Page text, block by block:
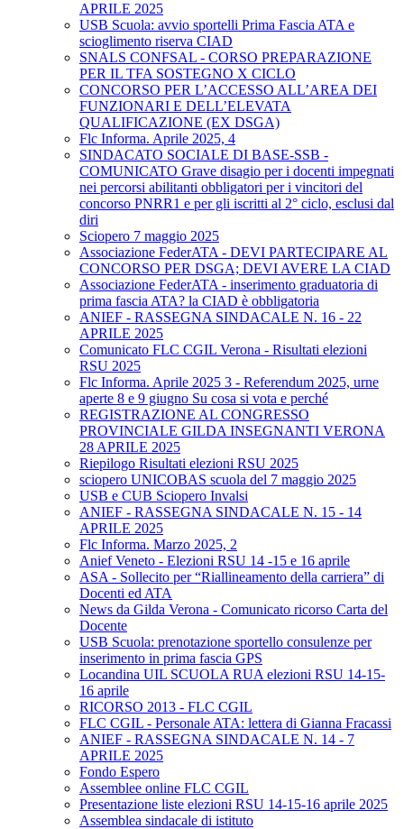
APRILE 2025
USB Scuola: avvio sportelli Prima Fascia ATA e
scioglimento riserva CIAD
SNALS CONFSAL - CORSO PREPARAZIONE
PER IL TFA SOSTEGNO X CICLO
CONCORSO PER L’ACCESSO ALL’AREA DEI
FUNZIONARI E DELL’ELEVATA
QUALIFICAZIONE (EX DSGA)
Flc Informa. Aprile 2025, 4
SINDACATO SOCIALE DI BASE-SSB -
COMUNICATO Grave disagio per i docenti impegnati
nei percorsi abilitanti obbligatori per i vincitori del
concorso PNRR1 e per gli iscritti al 2° ciclo, esclusi dal
diri
Sciopero 7 maggio 2025
Associazione FederATA - DEVI PARTECIPARE AL
CONCORSO PER DSGA; DEVI AVERE LA CIAD
Associazione FederATA - inserimento graduatoria di
prima fascia ATA? la CIAD è obbligatoria
ANIEF - RASSEGNA SINDACALE N. 16 - 22
APRILE 2025
Comunicato FLC CGIL Verona - Risultati elezioni
RSU 2025
Flc Informa. Aprile 2025 3 - Referendum 2025, urne
aperte 8 e 9 giugno Su cosa si vota e perché
REGISTRAZIONE AL CONGRESSO
PROVINCIALE GILDA INSEGNANTI VERONA
28 APRILE 2025
Riepilogo Risultati elezioni RSU 2025
sciopero UNICOBAS scuola del 7 maggio 2025
USB e CUB Sciopero Invalsi
ANIEF - RASSEGNA SINDACALE N. 15 - 14
APRILE 2025
Flc Informa. Marzo 2025, 2
Anief Veneto - Elezioni RSU 14 -15 e 16 aprile
ASA - Sollecito per “Riallineamento della carriera” di
Docenti ed ATA
News da Gilda Verona - Comunicato ricorso Carta del
Docente
USB Scuola: prenotazione sportello consulenze per
inserimento in prima fascia GPS
Locandina UIL SCUOLA RUA elezioni RSU 14-15-
16 aprile
RICORSO 2013 - FLC CGIL
FLC CGIL - Personale ATA: lettera di Gianna Fracassi
ANIEF - RASSEGNA SINDACALE N. 14 - 7
APRILE 2025
Fondo Espero
Assemblee online FLC CGIL
Presentazione liste elezioni RSU 14-15-16 aprile 2025
Assemblea sindacale di istituto